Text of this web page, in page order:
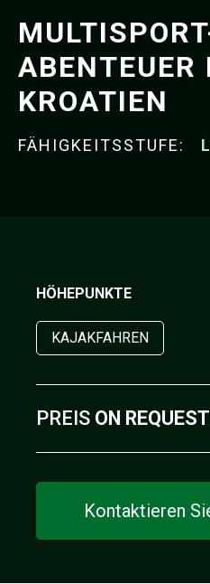
ABENTEUER
KROATIEN
FÄHIGKEITSSTUFE:
HÖHEPUNKTE
KAJAKFAHREN
PREIS ON REQUEST
Kontaktieren